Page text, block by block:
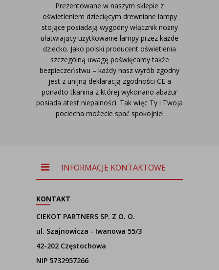
Prezentowane w naszym sklepie z
oświetleniem dziecięcym drewniane lampy
stojące posiadają wygodny włącznik nożny
ułatwiający użytkowanie lampy przez każde
dziecko. Jako polski producent oświetlenia
szczególną uwagę poświęcamy także
bezpieczeństwu – każdy nasz wyrób zgodny
jest z unijną deklaracją zgodności CE a
ponadto tkanina z której wykonano abażur
posiada atest niepalności. Tak więc Ty i Twoja
pociecha możecie spać spokojnie!
INFORMACJE KONTAKTOWE
KONTAKT
CIEKOT PARTNERS SP. Z O. O.
ul. Szajnowicza - Iwanowa 55/3
42-202 Częstochowa
NIP 5732957266